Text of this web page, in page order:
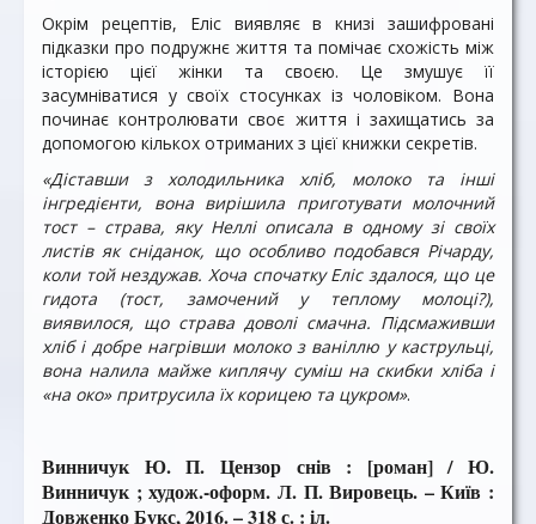
Окрім рецептів, Еліс виявляє в книзі зашифровані
підказки про подружнє життя та помічає схожість між
історією цієї жінки та своєю. Це змушує її
засумніватися у своїх стосунках із чоловіком. Вона
починає контролювати своє життя і захищатись за
допомогою кількох отриманих з цієї книжки секретів.
«Діставши з холодильника хліб, молоко та інші
інгредієнти, вона вирішила приготувати молочний
тост – страва, яку Неллі описала в одному зі своїх
листів як сніданок, що особливо подобався Річарду,
коли той нездужав. Хоча спочатку Еліс здалося, що це
гидота (тост, замочений у теплому молоці?),
виявилося, що страва доволі смачна. Підсмаживши
хліб і добре нагрівши молоко з ваніллю у каструльці,
вона налила майже киплячу суміш на скибки хліба і
«на око» притрусила їх корицею та цукром».
Винничук Ю. П. Цензор снів : [роман] / Ю.
Винничук ; худож.-оформ. Л. П. Вировець. – Київ :
Довженко Букс, 2016. – 318 с. : іл.